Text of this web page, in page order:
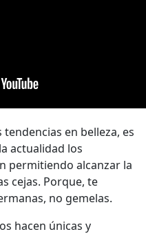
en belleza, es
actualidad los
permitiendo alcanzar la
cejas. Porque, te
no gemelas.
hacen únicas y